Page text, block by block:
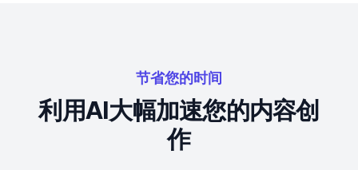
节省您的时间
利用AI大幅加速您的内容创
作